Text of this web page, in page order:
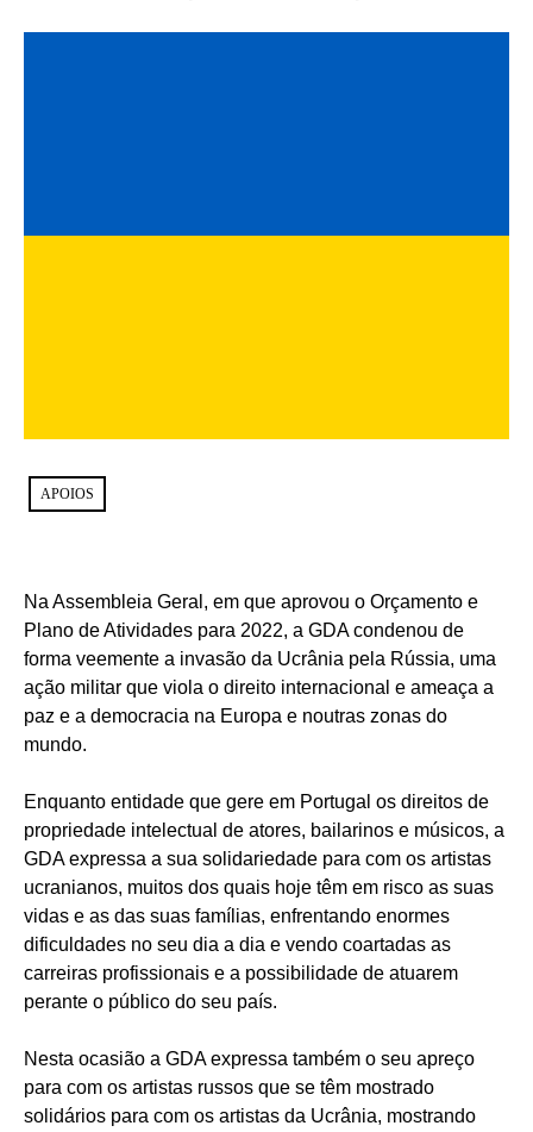
APOIOS
Na Assembleia Geral, em que aprovou o Orçamento e
Plano de Atividades para 2022, a GDA condenou de
forma veemente a invasão da Ucrânia pela Rússia, uma
ação militar que viola o direito internacional e ameaça a
paz e a democracia na Europa e noutras zonas do
mundo.
Enquanto entidade que gere em Portugal os direitos de
propriedade intelectual de atores, bailarinos e músicos, a
GDA expressa a sua solidariedade para com os artistas
ucranianos, muitos dos quais hoje têm em risco as suas
vidas e as das suas famílias, enfrentando enormes
dificuldades no seu dia a dia e vendo coartadas as
carreiras profissionais e a possibilidade de atuarem
perante o público do seu país.
Nesta ocasião a GDA expressa também o seu apreço
para com os artistas russos que se têm mostrado
solidários para com os artistas da Ucrânia, mostrando